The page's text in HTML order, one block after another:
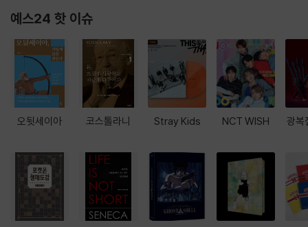
예스24 핫 이슈
오뒷세이아 코스톨라니 Stray Kids NCT WISH 광복